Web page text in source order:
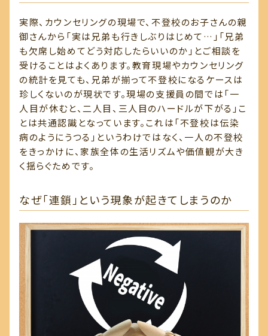
実際、カウンセリングの現場で、不登校のお子さんの親
御さんから「実は兄弟も行きしぶりはじめて…」「兄弟
も欠席し始めてどう対応したらいいのか」とご相談を
受けることはよくあります。教育現場やカウンセリング
の統計を見ても、兄弟が揃って不登校になるケースは
珍しくないのが現状です。現場の支援員の間では「一
人目が休むと、二人目、三人目のハードルが下がる」こ
とは共通認識となっています。これは「不登校は伝染
病のようにうつる」というわけではなく、一人の不登校
をきっかけに、家族全体の生活リズムや価値観が大き
く揺らぐためです。
なぜ「連鎖」という現象が起きてしまうのか